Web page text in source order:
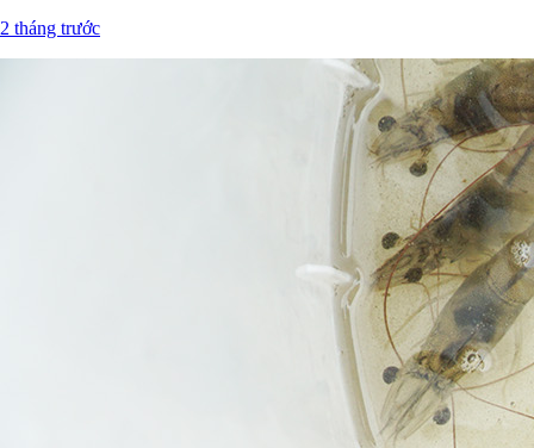
2 tháng trước